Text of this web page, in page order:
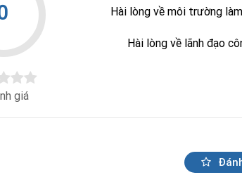
giá
Hài lòng về môi trường
Hài lòng về lãnh đạo